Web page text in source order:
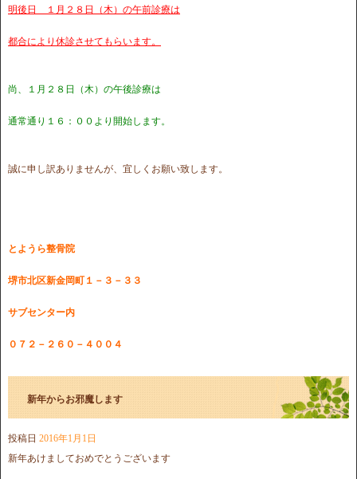
明後日 １月２８日（木）の午前診療は
都合により休診させてもらいます。
尚、１月２８日（木）の午後診療は
通常通り１６：００より開始します。
誠に申し訳ありませんが、宜しくお願い致します。
とようら整骨院
堺市北区新金岡町１－３－３３
サブセンター内
０７２－２６０－４００４
新年からお邪魔します
投稿日 2016年1月1日
新年あけましておめでとうございます